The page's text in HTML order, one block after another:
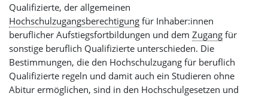
Qualifizierte, der allgemeinen
Hochschulzugangsberechtigung für Inhaber:innen
beruflicher Aufstiegsfortbildungen und dem Zugang für
sonstige beruflich Qualifizierte unterschieden. Die
Bestimmungen, die den Hochschulzugang für beruflich
Qualifizierte regeln und damit auch ein Studieren ohne
Abitur ermöglichen, sind in den Hochschulgesetzen und